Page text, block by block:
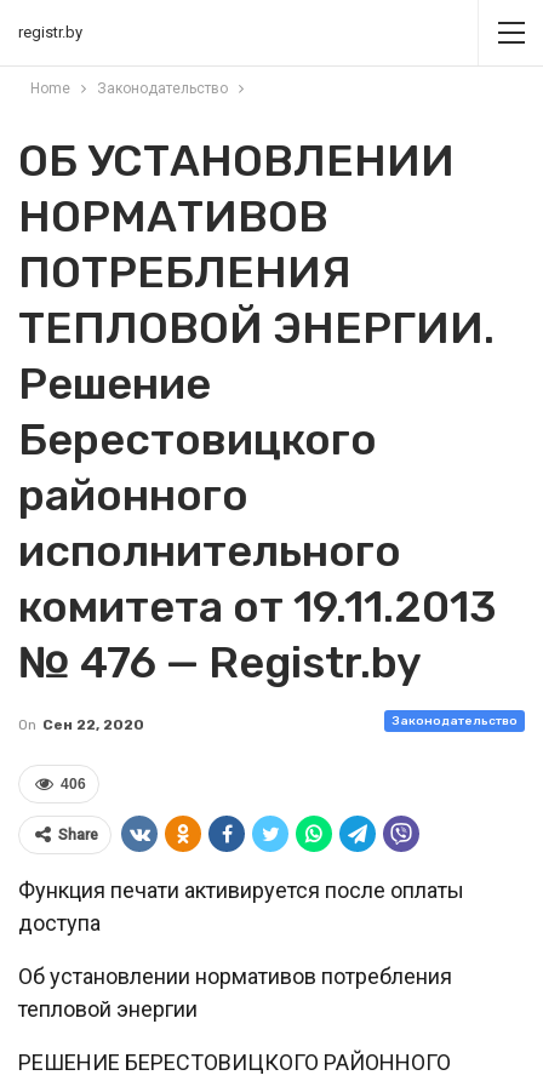
registr.by
Home Законодательство
ОБ УСТАНОВЛЕНИИ
НОРМАТИВОВ
ПОТРЕБЛЕНИЯ
ТЕПЛОВОЙ ЭНЕРГИИ.
Решение
Берестовицкого
районного
исполнительного
комитета от 19.11.2013
№ 476 — Registr.by
Законодательство
On Сен 22, 2020
406
Share
Функция печати активируется после оплаты
доступа
Об установлении нормативов потребления
тепловой энергии
РЕШЕНИЕ БЕРЕСТОВИЦКОГО РАЙОННОГО